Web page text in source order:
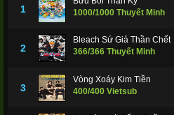
1
1000/1000 Thuyết Minh
2
Bleach Sứ Giả Thần Chết
366/366 Thuyết Minh
3
Vòng Xoáy Kim Tiền
400/400 Vietsub